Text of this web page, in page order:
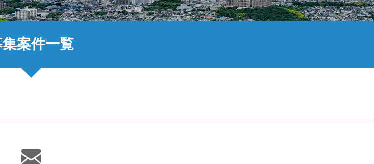
案件一覧